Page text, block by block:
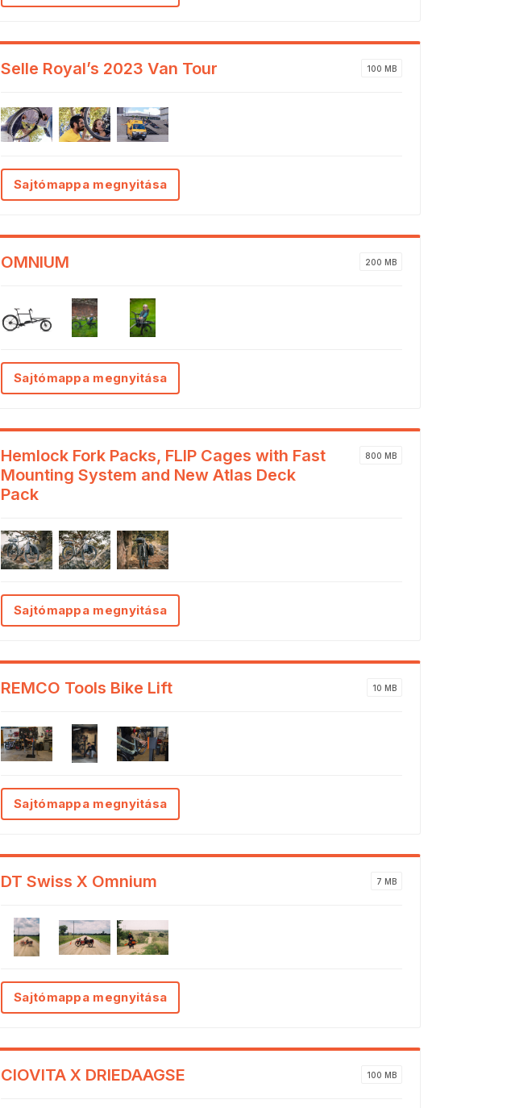
Selle Royal’s 2023 Van Tour 100 MB
Sajtómappa megnyitása
OMNIUM 200 MB
Sajtómappa megnyitása
Hemlock Fork Packs, FLIP Cages with Fast
Mounting System and New Atlas Deck
Pack
800 MB
Sajtómappa megnyitása
REMCO Tools Bike Lift 10 MB
Sajtómappa megnyitása
DT Swiss X Omnium 7 MB
Sajtómappa megnyitása
CIOVITA X DRIEDAAGSE 100 MB